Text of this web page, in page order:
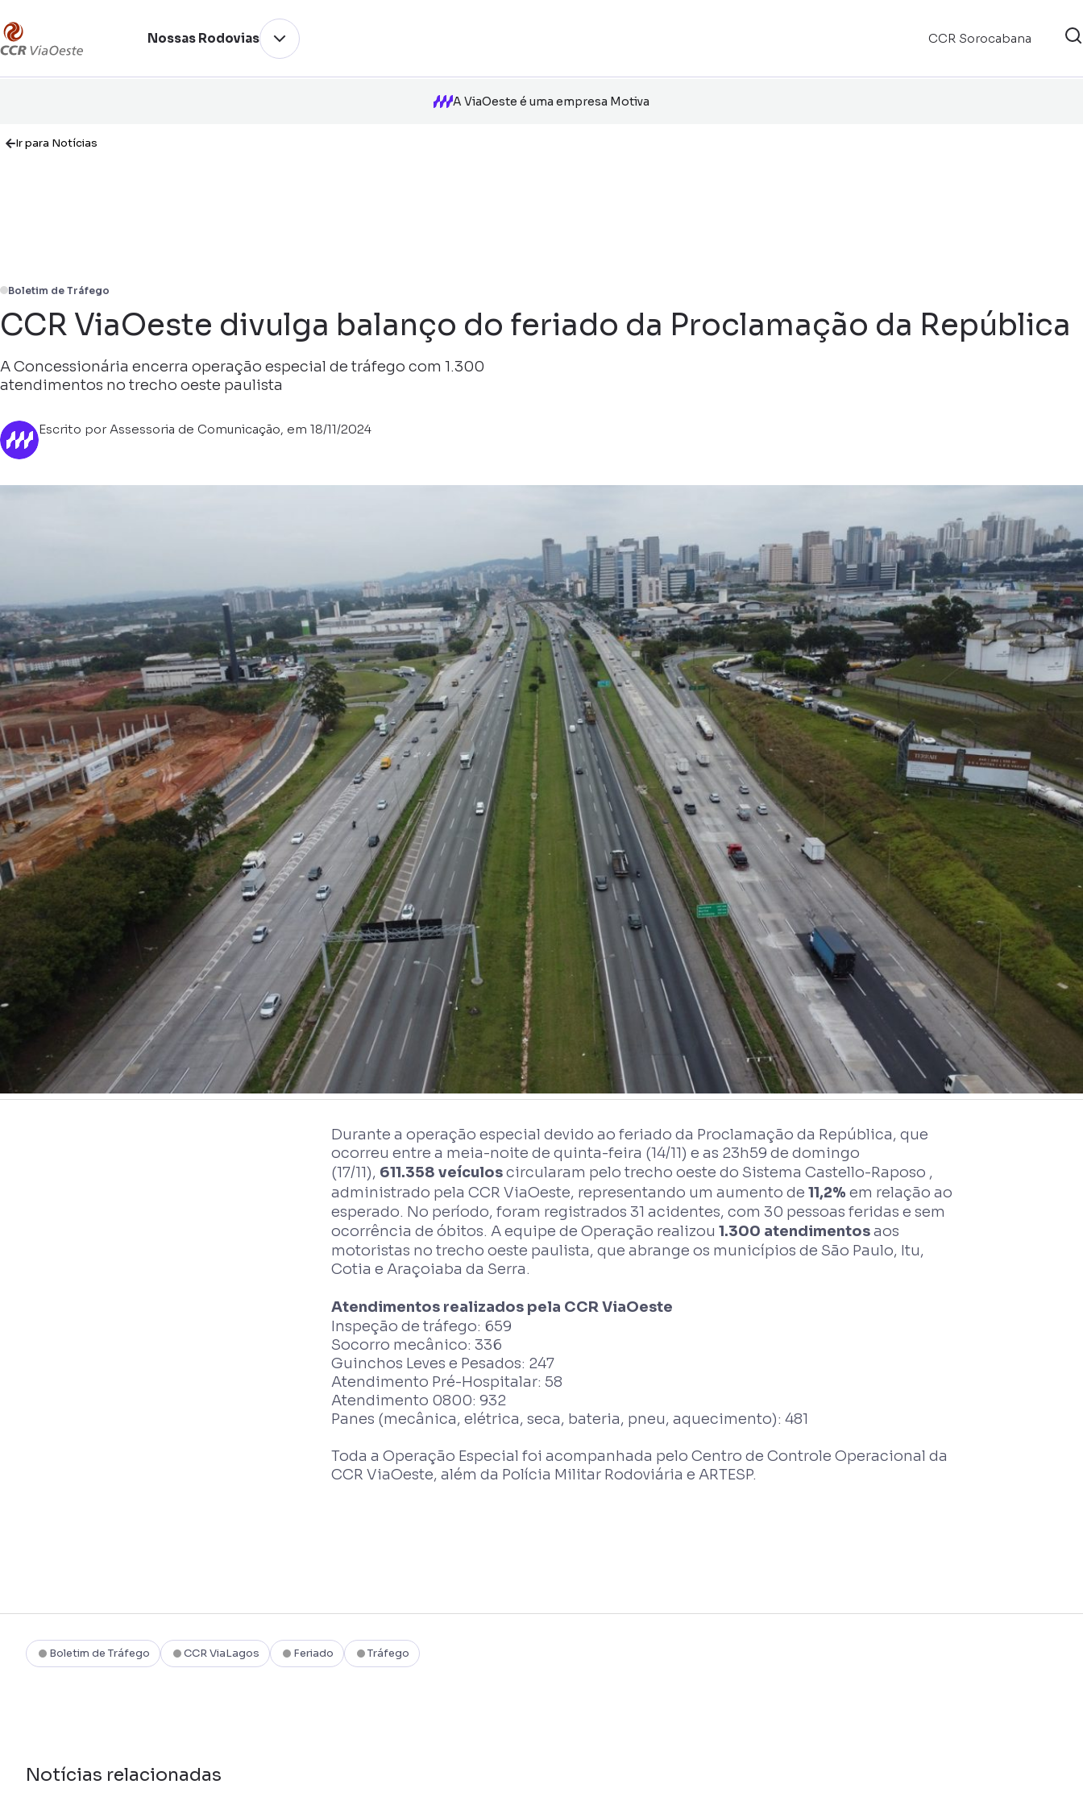
Nossas Rodovias CCR Sorocabana
A ViaOeste é uma empresa Motiva
Ir para Notícias
Boletim de Tráfego
CCR ViaOeste divulga balanço do feriado da Proclamação da República
A Concessionária encerra operação especial de tráfego com 1.300
atendimentos no trecho oeste paulista
Escrito por Assessoria de Comunicação, em 18/11/2024
Durante a operação especial devido ao feriado da Proclamação da República, que
ocorreu entre a meia-noite de quinta-feira (14/11) e as 23h59 de domingo
(17/11), 611.358 veículoscircularam pelo trecho oeste do Sistema Castello-Raposo ,
administrado pela CCR ViaOeste, representando um aumento de 11,2% em relação ao
esperado. No período, foram registrados 31 acidentes, com 30 pessoas feridas e sem
ocorrência de óbitos. A equipe de Operação realizou 1.300 atendimentosaos
motoristas no trecho oeste paulista, que abrange os municípios de São Paulo, Itu,
Cotia e Araçoiaba da Serra.
Atendimentos realizados pela CCR ViaOeste
Inspeção de tráfego: 659
Socorro mecânico: 336
Guinchos Leves e Pesados: 247
Atendimento Pré-Hospitalar: 58
Atendimento 0800: 932
Panes (mecânica, elétrica, seca, bateria, pneu, aquecimento): 481
Toda a Operação Especial foi acompanhada pelo Centro de Controle Operacional da
CCR ViaOeste, além da Polícia Militar Rodoviária e ARTESP.
Boletim de Tráfego CCR ViaLagos Feriado Tráfego
Notícias relacionadas